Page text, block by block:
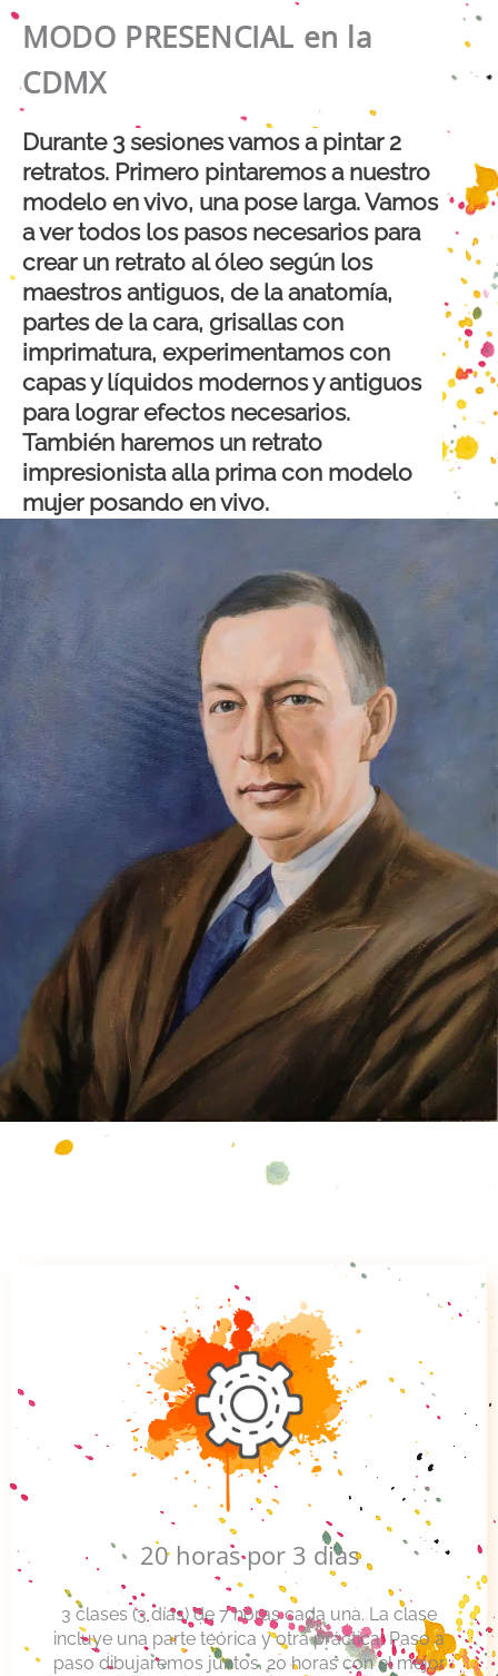
MODO PRESENCIAL en la
CDMX
Durante 3 sesiones vamos a pintar 2
retratos. Primero pintaremos a nuestro
modelo en vivo, una pose larga. Vamos
a ver todos los pasos necesarios para
crear un retrato al óleo según los
maestros antiguos, de la anatomía,
partes de la cara, grisallas con
imprimatura, experimentamos con
capas y líquidos modernos y antiguos
para lograr efectos necesarios.
También haremos un retrato
impresionista alla prima con modelo
mujer posando en vivo.
20 horas por 3 dias
3 clases (3 días) de 7 horas cada una. La clase
incluye una parte teórica y otra práctica, Paso a
paso dibujaremos juntos. 20 horas con el mejor